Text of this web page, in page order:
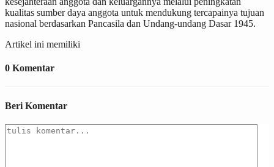
kualitas sumber daya anggota untuk mendukung tercapainya tujuan
nasional berdasarkan Pancasila dan Undang-undang Dasar 1945.
Artikel ini memiliki
0 Komentar
Beri Komentar